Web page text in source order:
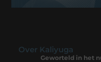
Over Kaliyuga
Geworteld in het